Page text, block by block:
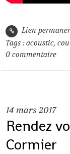
Lien
Tags :acoustic,
0 commentaire
14 mars 2017
Rendez
Cormier